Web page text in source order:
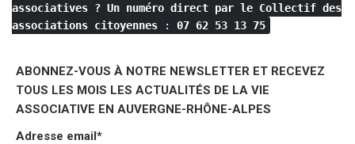
associatives ? Un numéro direct par le Collectif des
associations citoyennes : 07 62 53 13 75
ABONNEZ-VOUS À NOTRE NEWSLETTER ET RECEVEZ
TOUS LES MOIS LES ACTUALITÉS DE LA VIE
ASSOCIATIVE EN AUVERGNE-RHÔNE-ALPES
Adresse email*